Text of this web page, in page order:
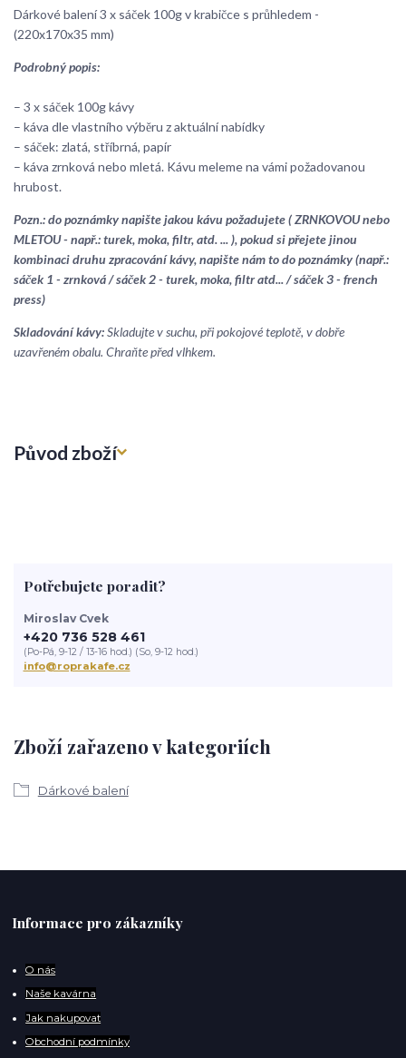
Dárkové balení 3 x sáček 100g v krabičce s průhledem -
(220x170x35 mm)
Podrobný popis:
– 3 x sáček 100g kávy
– káva dle vlastního výběru z aktuální nabídky
– sáček: zlatá, stříbrná, papír
– káva zrnková nebo mletá. Kávu meleme na vámi požadovanou
hrubost.
Pozn.: do poznámky napište jakou kávu požadujete ( ZRNKOVOU nebo
MLETOU - např.: turek, moka, filtr, atd. ... ), pokud si přejete jinou
kombinaci druhu zpracování kávy, napište nám to do poznámky (např.:
sáček 1 - zrnková / sáček 2 - turek, moka, filtr atd... / sáček 3 - french
press)
Skladování kávy:Skladujte v suchu, při pokojové teplotě, v dobře
uzavřeném obalu. Chraňte před vlhkem.
Původ zboží
Zboží zařazeno v kategoriích
Dárkové balení
Potřebujete poradit?
Miroslav Cvek
+420 736 528 461
(Po-Pá, 9-12 / 13-16 hod.) (So, 9-12 hod.)
info@roprakafe.cz
Informace pro zákazníky
O nás
Naše kavárna
Jak nakupovat
Obchodní podmínky